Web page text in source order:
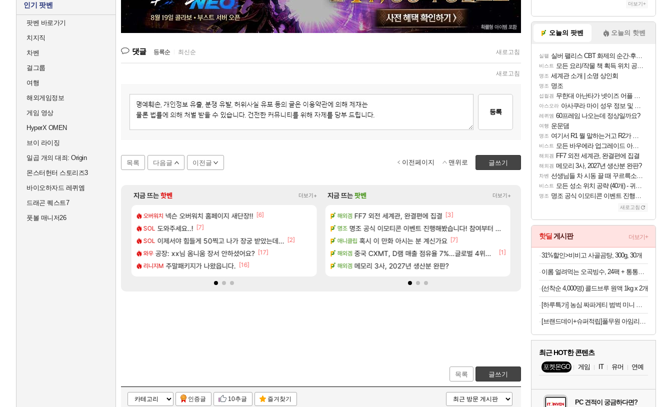
인기 팟벤
팟벤 바로가기
치지직
차벤
걸그룹
여행
해외게임정보
게임 영상
HyperX OMEN
브이 라이징
일곱 개의 대죄: Origin
몬스터헌터 스토리즈3
바이오하자드 레퀴엠
드래곤 퀘스트7
풋볼 매니저26
스
풍
무
모
하
천
역
더
브
성
남
린
시
티
도
안
떼
빌
클
래
댓글 등록순 최신순 새로고침
새로고침
등록
목록 다음글 이전글 글쓰기
이전페이지 맨위로
지금 뜨는핫벤 더보기+
레깅스핏 ㄷㄷ [18] 오버워치 넥슨 오버워치 홈페이지 새단장!! [6]
SOL 도와주세요..! [7]
SOL 이제서야 힘들게 50찍고 나가 장궁 받았는데... [2]
와우 공장: xx님 옴니움 장서 안하셨어요? [17]
리니지M 주말패키지가 나왔읍니다. [16]
리니지M 아떨린다 한시간후면 [16]
검은사막 대충 연구소요약 [5]
검은사막 풍풍풍 군왕주차가 씹이득 가성비라고 ????
메이플 현재 나무위키 실검 1위인 김규원 [84]
메이플 ㅇㅂ)진짜 개웃기네 ㅋㅋ [48]
베라서버 1위길드 내 대규모 인원이탈종용 추정
오버워치 이유나 2D 일러스트 올라왔었네 [6]
메이플 씨발 컬프프 클릭 미스낫네 [117]
메이플 파리바게트 본사에서 연락왔음 [135]
지금 뜨는팟벤 더보기+
성우 정보 및 주요 필모
여행 [여행_국내] 남해 독일마을
[1]
비스트 모든 바우에라 업그레이드 아이템 획득 위치 공략 (89개)
아스오라 카가미하라 하루 성우 정보 및 주요 필모
GTA6 8월 28일 넷플릭스에서 예고편 공개 예정
비스트 모든 엘리트 골렘 위치 공략 (30개) - 방랑 결투가
해외겜 FF7 외전 세계관, 완결편에 집결 [3]
명조 명조 공식 이모티콘 이벤트 진행해봤습니다! 참여부터 추첨까지????
애니클립 혹시 이 만화 아시는 분 계신가요 [7]
해외겜 중국 CXMT, D램 매출 점유율 7%…글로벌 4위로 부상
[1]
해외겜 메모리 3사, 2027년 생산분 완판?
아스오라 아스오라 성우 정보 및 출연작 모음
비스트 모든 성소 위치 공략 (40개) - 귀환한 영혼
아스오라 아키츠 아키나 성우 정보 및 주요 필모
리밋제로 프롤로그 테스트를 마치고.. (feat. 리아)
목록 글쓰기
인증글 10추글 즐겨찾기
더보기+
오늘의 팟벤 오늘의 핫벤
실팰 실버 팰리스 CBT 화제의 순간·후기 모음
비스트 모든 요리/작물 책 획득 위치 공략 (36개) - 미식가 도전과제
명조 세계관 소개 | 소명 상인회
명조 명조
섭컬겜 무한대 아난타가 넷이즈 어플 달력에 일정 등록
아스오라 아사쿠라 마이 성우 정보 및 주요 필모
레퀴엠 60프레임 나오는데 정상일까요?
여행 운문댐
명조 여기서 R1 뭘 말하는거고 R2가 뭘말하는걸까요?
비스트 모든 바우에라 업그레이드 아이템 획득 위치 공략 (89개)
해외겜 FF7 외전 세계관, 완결편에 집결
해외겜 메모리 3사, 2027년 생산분 완판?
차벤 선생님들 차 시동 끌 때 꾸르륵소리나는데
비스트 모든 성소 위치 공략 (40개) - 귀환한 영혼 도전과제
명조 명조 공식 이모티콘 이벤트 진행해봤습니다! 참여부터 추첨까지????
새로고침
핫딜 게시판 더보기+
31%할인>비비고 사골곰탕, 300g, 30개
이롬 얼려먹는 오곡빙수, 24팩 + 통통단팥 4캔, 1세트
(선착순 4,000명) 콜드브루 원액 1kg x 2개
[하루특가] 농심 짜파게티 범벅 미니 컵라면 70g, 12개
[브랜드데이+슈퍼적립]풀무원 아임리얼100 고농축주스 120ml 24팩, 블루베리 외 4종
최근 HOT한 콘텐츠
포켓몬GO 게임 IT 유머 연예
PC 견적이 궁금하다면?